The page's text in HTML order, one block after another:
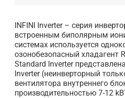
INFINI Inverter – серия
встроенным биполярным
системах используется
озонобезопасный хладагент
Standard Inverter
Inverter (неинверторный
вентилятора внутреннего
производительностью 7-12